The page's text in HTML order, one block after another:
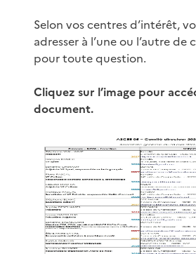
Selon vos centres d’intérêt,
adresser à l’une ou l’autre de
pour toute question.
Cliquez sur l’image pour
document.